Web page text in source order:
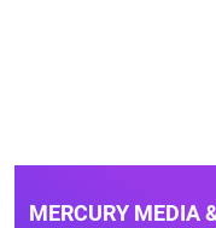
MERCURY MEDIA